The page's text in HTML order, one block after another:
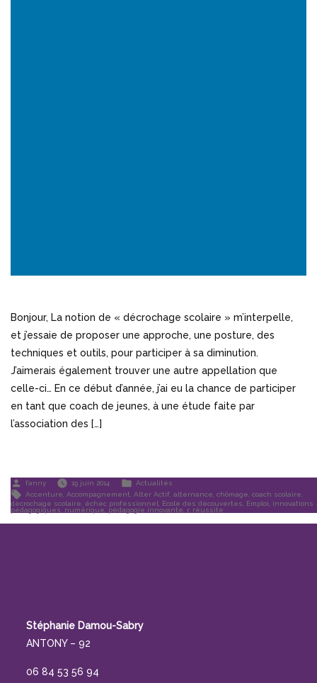
Bonjour, La notion de « décrochage scolaire » m’interpelle,
et j’essaie de proposer une approche, une posture, des
techniques et outils, pour participer à sa diminution.
J’aimerais également trouver une autre appellation que
celle-ci… En ce début d’année, j’ai eu la chance de participer
en tant que coach de jeunes, à une étude faite par
l’association des […]
Publié
par
fanny 19 juin 2014
Publié
dans
Actualités
Étiquettes :
Accenture Accompagnement Alter Actif ,alternance ,chômage ,coach scolaire
décrochage scolaire
échec professionnel Ecole des découvertes Emploi
innovations
pédagogiques
numérique pédagogie innovante r, réussite
Stéphanie Damou-Sabry
ANTONY – 92
06 84 53 56 94